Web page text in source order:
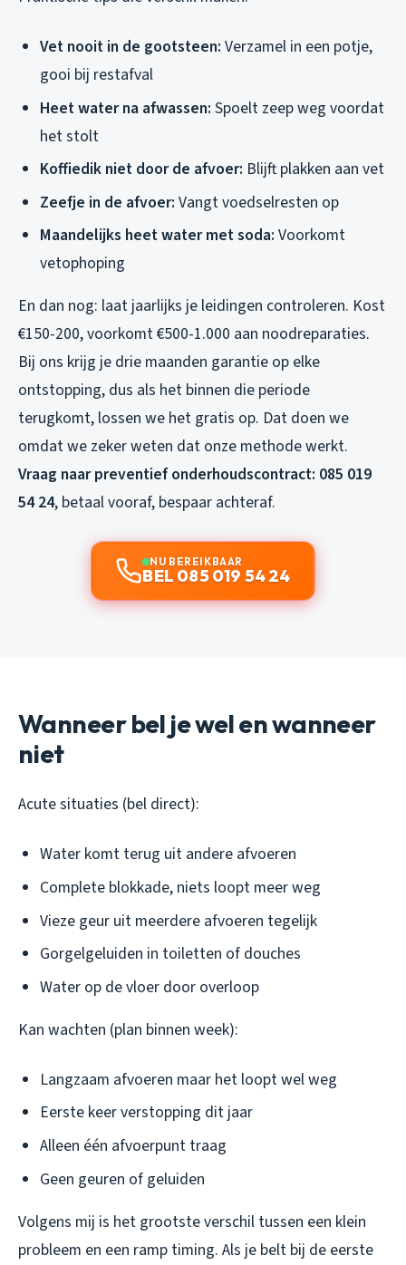
Vet nooit in de gootsteen: Verzamel in een potje,
gooi bij restafval
Heet water na afwassen: Spoelt zeep weg voordat
het stolt
Koffiedik niet door de afvoer: Blijft plakken aan vet
Zeefje in de afvoer: Vangt voedselresten op
Maandelijks heet water met soda: Voorkomt
vetophoping
En dan nog: laat jaarlijks je leidingen controleren. Kost
€150-200, voorkomt €500-1.000 aan noodreparaties.
Bij ons krijg je drie maanden garantie op elke
ontstopping, dus als het binnen die periode
terugkomt, lossen we het gratis op. Dat doen we
omdat we zeker weten dat onze methode werkt.
Vraag naar preventief onderhoudscontract: 085 019
54 24, betaal vooraf, bespaar achteraf.
NU BEREIKBAAR
BEL 085 019 54 24
Wanneer bel je wel en wanneer
niet
Acute situaties (bel direct):
Water komt terug uit andere afvoeren
Complete blokkade, niets loopt meer weg
Vieze geur uit meerdere afvoeren tegelijk
Gorgelgeluiden in toiletten of douches
Water op de vloer door overloop
Kan wachten (plan binnen week):
Langzaam afvoeren maar het loopt wel weg
Eerste keer verstopping dit jaar
Alleen één afvoerpunt traag
Geen geuren of geluiden
Volgens mij is het grootste verschil tussen een klein
probleem en een ramp timing. Als je belt bij de eerste